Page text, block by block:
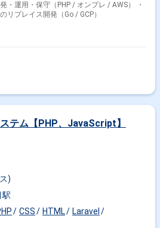
・運用・保守（PHP / オンプレ / AWS） ・
リプレイス開発（Go / GCP）
テム【PHP、JavaScript】
)
駅
CSS HTML
Laravel